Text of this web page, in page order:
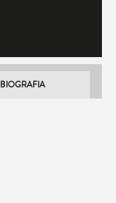
BIOGRAFIA